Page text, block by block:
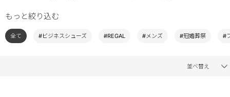
もっと絞り込む
全て #ビジネスシューズ #REGAL #メンズ #冠婚葬祭 #
並べ替え